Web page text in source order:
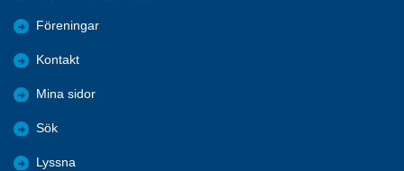
Föreningar
Kontakt
Mina sidor
Sök
Lyssna